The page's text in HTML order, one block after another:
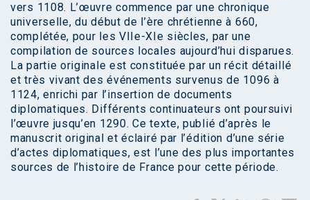
vers 1108. L’œuvre commence par une chronique
universelle, du début de l’ère chrétienne à 660,
complétée, pour les VIIe-XIe siècles, par une
compilation de sources locales aujourd’hui disparues.
La partie originale est constituée par un récit détaillé
et très vivant des événements survenus de 1096 à
1124, enrichi par l’insertion de documents
diplomatiques. Différents continuateurs ont poursuivi
l’œuvre jusqu’en 1290. Ce texte, publié d’après le
manuscrit original et éclairé par l’édition d’une série
d’actes diplomatiques, est l’une des plus importantes
sources de l’histoire de France pour cette période.